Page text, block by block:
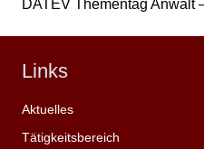
DATEV Thementag Anwalt
Links
Aktuelles
Tätigkeitsbereich